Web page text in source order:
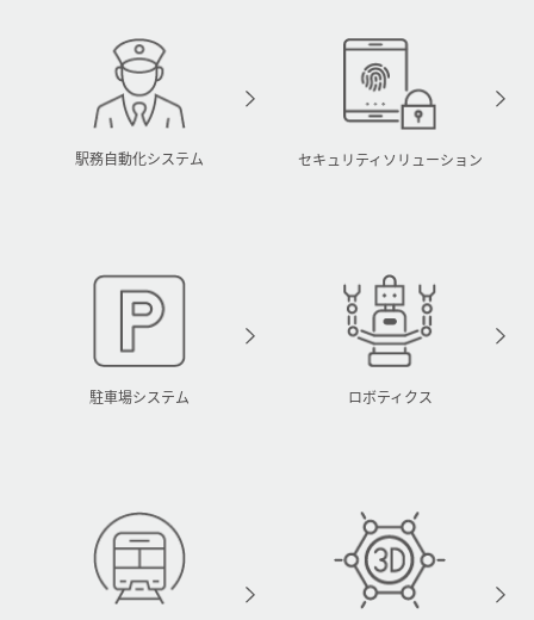
駅務自動化システム セキュリティソリューション
駐車場システム ロボティクス